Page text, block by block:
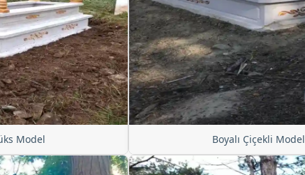
Model Boyalı Çiçekli Model